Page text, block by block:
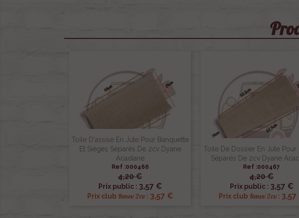
Toile D'assise En Jute Pour Banquette
Et Sièges Séparés De 2cv Dyane
Acadiane
Ref :000466
4,20 €
Prix public : 3,57 €
Prix club Renov 2cv: 3,57 €
 Aperçu rapide
Toile De Dossier En Jute Pour
Séparés De 2cv Dyane
Ref :000467
4,20 €
Prix public : 3,57 €
Prix club Renov 2cv:
 Aperçu rapide